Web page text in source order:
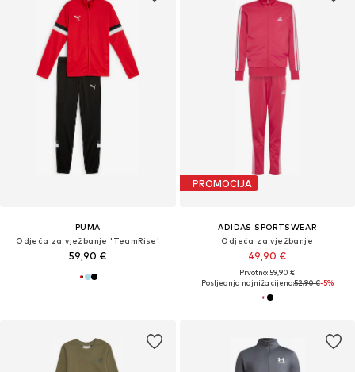
PUMA
Odjeća za vježbanje 'TeamRise'
59,90 €
PROMOCIJA
ADIDAS SPORTSWEAR
Odjeća za vježbanje
49,90 €
Prvotno: 59,90 €
Posljednja najniža cijena:52,90 €-5%